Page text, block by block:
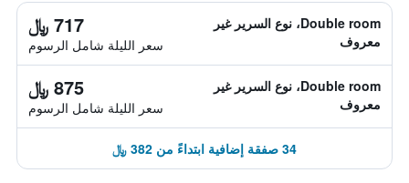
Double room، نوع السرير غير
معروف
717 ﷼
سعر الليلة شامل الرسوم
Double room، نوع السرير غير
معروف
875 ﷼
سعر الليلة شامل الرسوم
34 صفقة إضافية ابتداءً من 382 ﷼